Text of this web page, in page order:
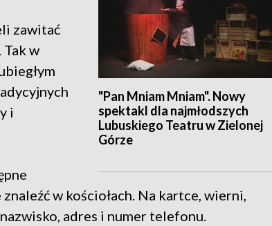
"Pan Mniam Mniam". Nowy
spektakl dla najmłodszych
Lubuskiego Teatru w Zielonej
Górze
zawitać
Tak w
i
w kościołach. Na kartce, wierni,
adres i numer telefonu.